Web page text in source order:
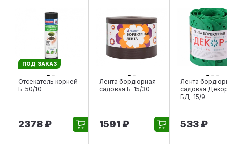
ПОД ЗАКАЗ
Отсекатель корней
Б-50/10
2378 ₽
Лента бордюрная
садовая Б-15/30
1591 ₽
Лента
садовая
БД-15/9
533 ₽